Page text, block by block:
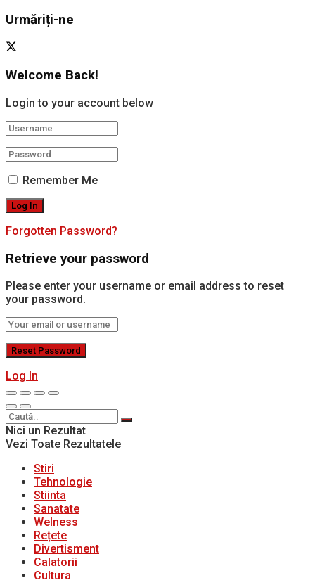
Urmăriți-ne
Welcome Back!
Login to your account below
Remember Me
Forgotten Password?
Retrieve your password
Please enter your username or email address to reset
your password.
Log In
Nici un Rezultat
Vezi Toate Rezultatele
Stiri
Tehnologie
Stiinta
Sanatate
Welness
Rețete
Divertisment
Calatorii
Cultura